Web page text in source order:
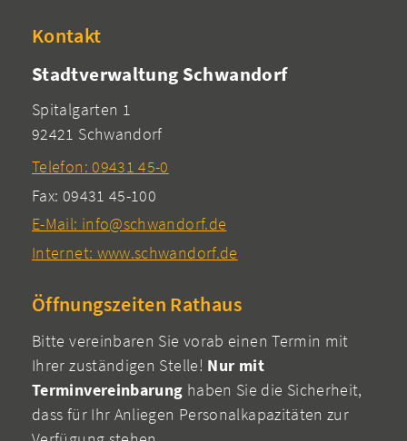
Kontakt
Stadtverwaltung Schwandorf
Spitalgarten 1
92421 Schwandorf
Telefon: 09431 45-0
Fax: 09431 45-100
E-Mail: info@schwandorf.de
Internet: www.schwandorf.de
Öffnungszeiten Rathaus
Bitte vereinbaren Sie vorab einen Termin mit
Ihrer zuständigen Stelle! Nur mit
Terminvereinbarung haben Sie die Sicherheit,
dass für Ihr Anliegen Personalkapazitäten zur